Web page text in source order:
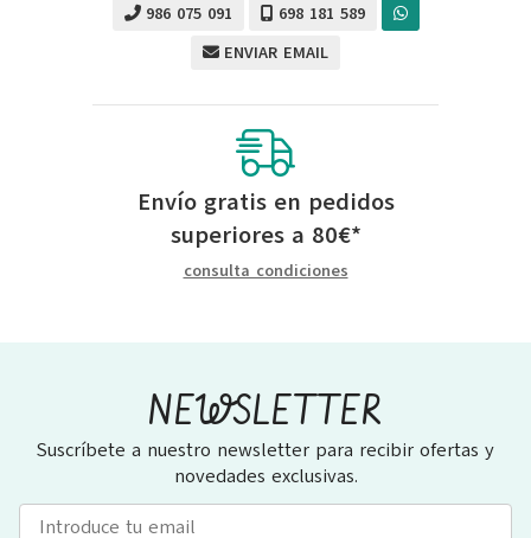
986 075 091
698 181 589
ENVIAR EMAIL
Envío gratis en pedidos
superiores a 80€*
consulta condiciones
NEWSLETTER
Suscríbete a nuestro newsletter para recibir ofertas y
novedades exclusivas.